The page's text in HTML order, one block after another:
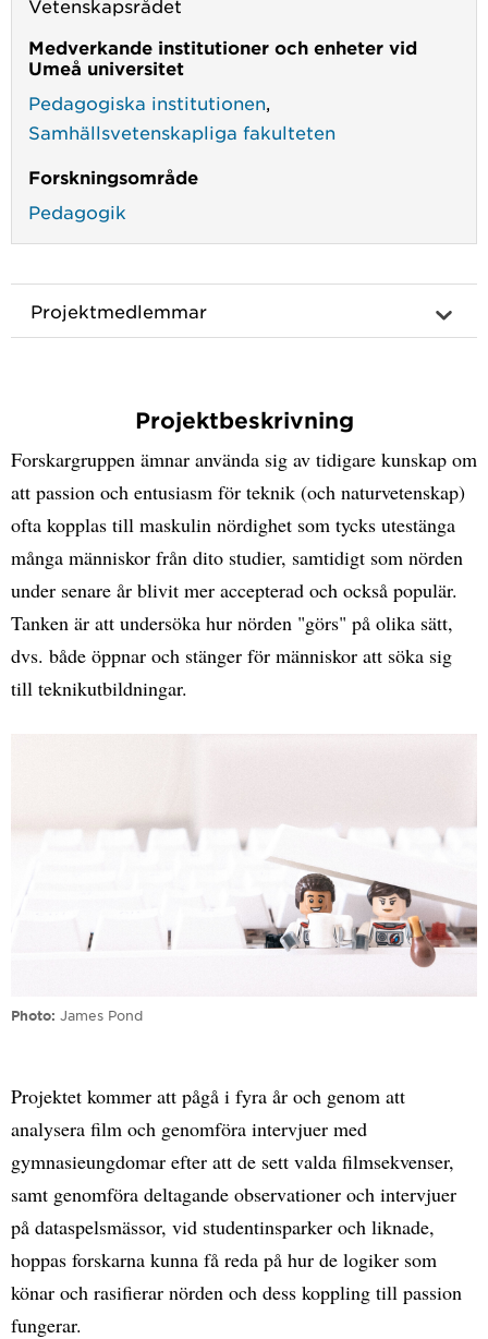
Vetenskapsrådet
Medverkande institutioner och enheter vid
Umeå universitet
Pedagogiska institutionen
Samhällsvetenskapliga fakulteten
Forskningsområde
Pedagogik
Projektmedlemmar
Projektbeskrivning
Forskargruppen ämnar använda sig av tidigare kunskap om
att passion och entusiasm för teknik (och naturvetenskap)
ofta kopplas till maskulin nördighet som tycks utestänga
många människor från dito studier, samtidigt som nörden
under senare år blivit mer accepterad och också populär.
Tanken är att undersöka hur nörden "görs" på olika sätt,
dvs. både öppnar och stänger för människor att söka sig
till teknikutbildningar.
Photo James Pond
Projektet kommer att pågå i fyra år och genom att
analysera film och genomföra intervjuer med
gymnasieungdomar efter att de sett valda filmsekvenser,
samt genomföra deltagande observationer och intervjuer
på dataspelsmässor, vid studentinsparker och liknade,
hoppas forskarna kunna få reda på hur de logiker som
könar och rasifierar nörden och dess koppling till passion
fungerar.